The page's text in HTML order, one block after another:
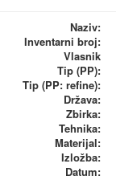
Naziv:
Inventarni broj:
Vlasnik
Tip (PP):
Tip (PP: refine):
Država:
Zbirka:
Tehnika:
Materijal:
Izložba:
Datum: